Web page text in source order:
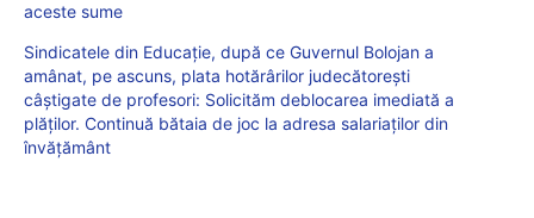
aceste sume
Sindicatele din Educație, după ce Guvernul Bolojan a
amânat, pe ascuns, plata hotărârilor judecătorești
câștigate de profesori: Solicităm deblocarea imediată a
plăților. Continuă bătaia de joc la adresa salariaţilor din
învățământ